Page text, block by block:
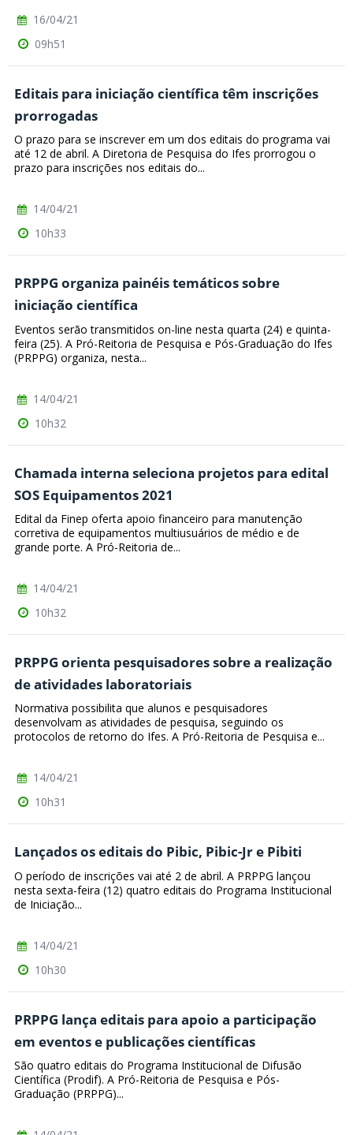
16/04/21
09h51
Editais para iniciação científica têm inscrições
prorrogadas
O prazo para se inscrever em um dos editais do programa vai
até 12 de abril. A Diretoria de Pesquisa do Ifes prorrogou o
prazo para inscrições nos editais do...
14/04/21
10h33
PRPPG organiza painéis temáticos sobre
iniciação científica
Eventos serão transmitidos on-line nesta quarta (24) e quinta-
feira (25). A Pró-Reitoria de Pesquisa e Pós-Graduação do Ifes
(PRPPG) organiza, nesta...
14/04/21
10h32
Chamada interna seleciona projetos para edital
SOS Equipamentos 2021
Edital da Finep oferta apoio financeiro para manutenção
corretiva de equipamentos multiusuários de médio e de
grande porte. A Pró-Reitoria de...
14/04/21
10h32
PRPPG orienta pesquisadores sobre a realização
de atividades laboratoriais
Normativa possibilita que alunos e pesquisadores
desenvolvam as atividades de pesquisa, seguindo os
protocolos de retorno do Ifes. A Pró-Reitoria de Pesquisa e...
14/04/21
10h31
Lançados os editais do Pibic, Pibic-Jr e Pibiti
O período de inscrições vai até 2 de abril. A PRPPG lançou
nesta sexta-feira (12) quatro editais do Programa Institucional
de Iniciação...
14/04/21
10h30
PRPPG lança editais para apoio a participação
em eventos e publicações científicas
São quatro editais do Programa Institucional de Difusão
Científica (Prodif). A Pró-Reitoria de Pesquisa e Pós-
Graduação (PRPPG)...